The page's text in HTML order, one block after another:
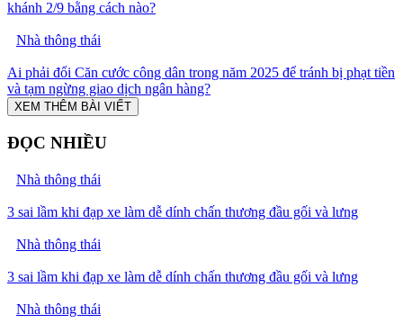
khánh 2/9 bằng cách nào?
Nhà thông thái
Ai phải đổi Căn cước công dân trong năm 2025 để tránh bị phạt tiền
và tạm ngừng giao dịch ngân hàng?
XEM THÊM BÀI VIẾT
ĐỌC NHIỀU
Nhà thông thái
3 sai lầm khi đạp xe làm dễ dính chấn thương đầu gối và lưng
Nhà thông thái
3 sai lầm khi đạp xe làm dễ dính chấn thương đầu gối và lưng
Nhà thông thái